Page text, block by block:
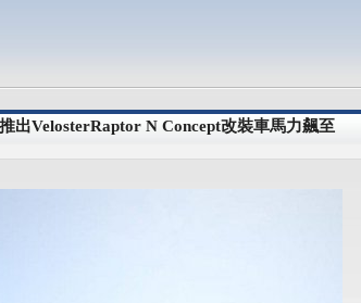
出VelosterRaptor N Concept改裝車馬力飆至